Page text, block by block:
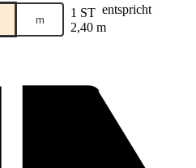
m 1 ST entspricht
2,40 m